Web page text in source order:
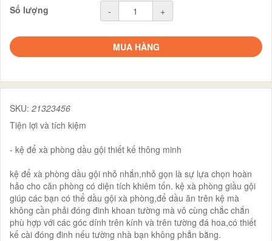
Số lượng
- +
MUA HÀNG
SKU: 21323456
Tiện lợi và tích kiệm
- kệ để xà phòng dầu gội thiết kế thông minh
kệ để xà phòng dầu gội nhỏ nhắn,nhỏ gọn là sự lựa chọn hoàn
hảo cho căn phòng có diện tích khiêm tốn. kệ xà phòng giầu gội
giúp các bạn có thể dầu gội xà phòng,để dầu ăn trên kệ mà
không cần phải đóng đinh khoan tường mà vô cùng chắc chắn
phù hợp với các góc dính trên kính và trên tường đá hoa,có thiết
kế cài đóng đinh nếu tường nhà bạn không phẳn bằng.